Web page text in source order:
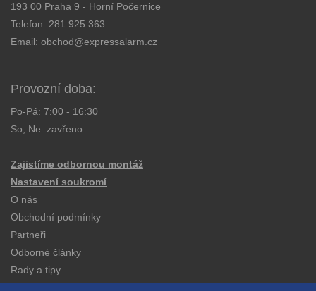
193 00 Praha 9 - Horní Počernice
Telefon: 281 925 363
Email: obchod@expressalarm.cz
Provozní doba:
Po-Pá: 7:00 - 16:30
So, Ne: zavřeno
Zajistíme odbornou montáž
Nastavení soukromí
O nás
Obchodní podmínky
Partneři
Odborné články
Rady a tipy